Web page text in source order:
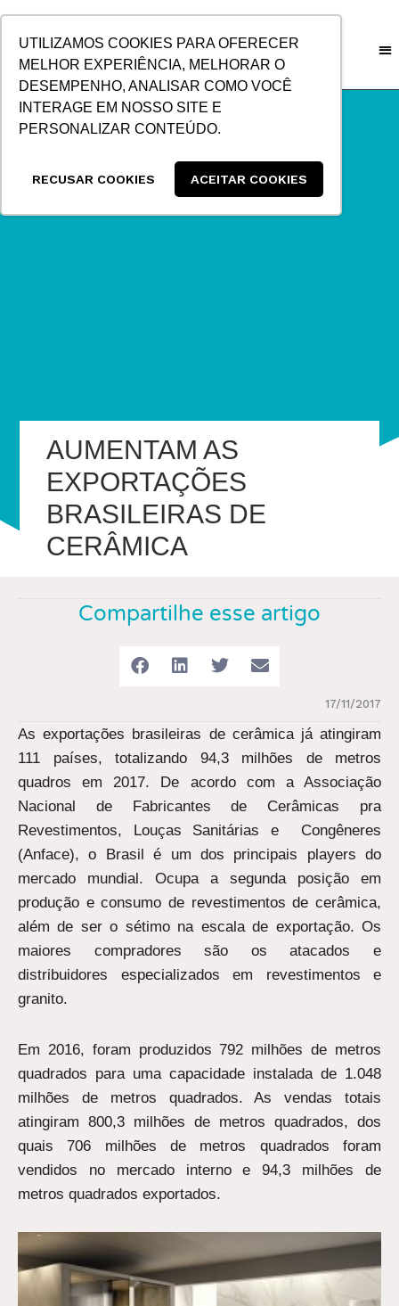
UTILIZAMOS COOKIES PARA OFERECER
MELHOR EXPERIÊNCIA, MELHORAR O
DESEMPENHO, ANALISAR COMO VOCÊ
INTERAGE EM NOSSO SITE E
PERSONALIZAR CONTEÚDO.
RECUSAR COOKIES ACEITAR COOKIES
CONTEÚDO
AUMENTAM AS
EXPORTAÇÕES
BRASILEIRAS DE
CERÂMICA
Compartilhe esse artigo
17/11/2017
As exportações brasileiras de cerâmica já atingiram
111 países, totalizando 94,3 milhões de metros
quadros em 2017. De acordo com a Associação
Nacional de Fabricantes de Cerâmicas pra
Revestimentos, Louças Sanitárias e Congêneres
(Anface), o Brasil é um dos principais players do
mercado mundial. Ocupa a segunda posição em
produção e consumo de revestimentos de cerâmica,
além de ser o sétimo na escala de exportação. Os
maiores compradores são os atacados e
distribuidores especializados em revestimentos e
granito.
Em 2016, foram produzidos 792 milhões de metros
quadrados para uma capacidade instalada de 1.048
milhões de metros quadrados. As vendas totais
atingiram 800,3 milhões de metros quadrados, dos
quais 706 milhões de metros quadrados foram
vendidos no mercado interno e 94,3 milhões de
metros quadrados exportados.